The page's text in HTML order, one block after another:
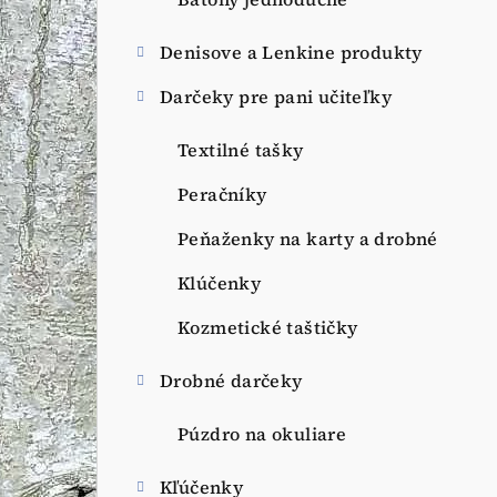
n
e
l
Denisove a Lenkine produkty
Darčeky pre pani učiteľky
Textilné tašky
Peračníky
Peňaženky na karty a drobné
Klúčenky
Kozmetické taštičky
Drobné darčeky
Púzdro na okuliare
Kľúčenky